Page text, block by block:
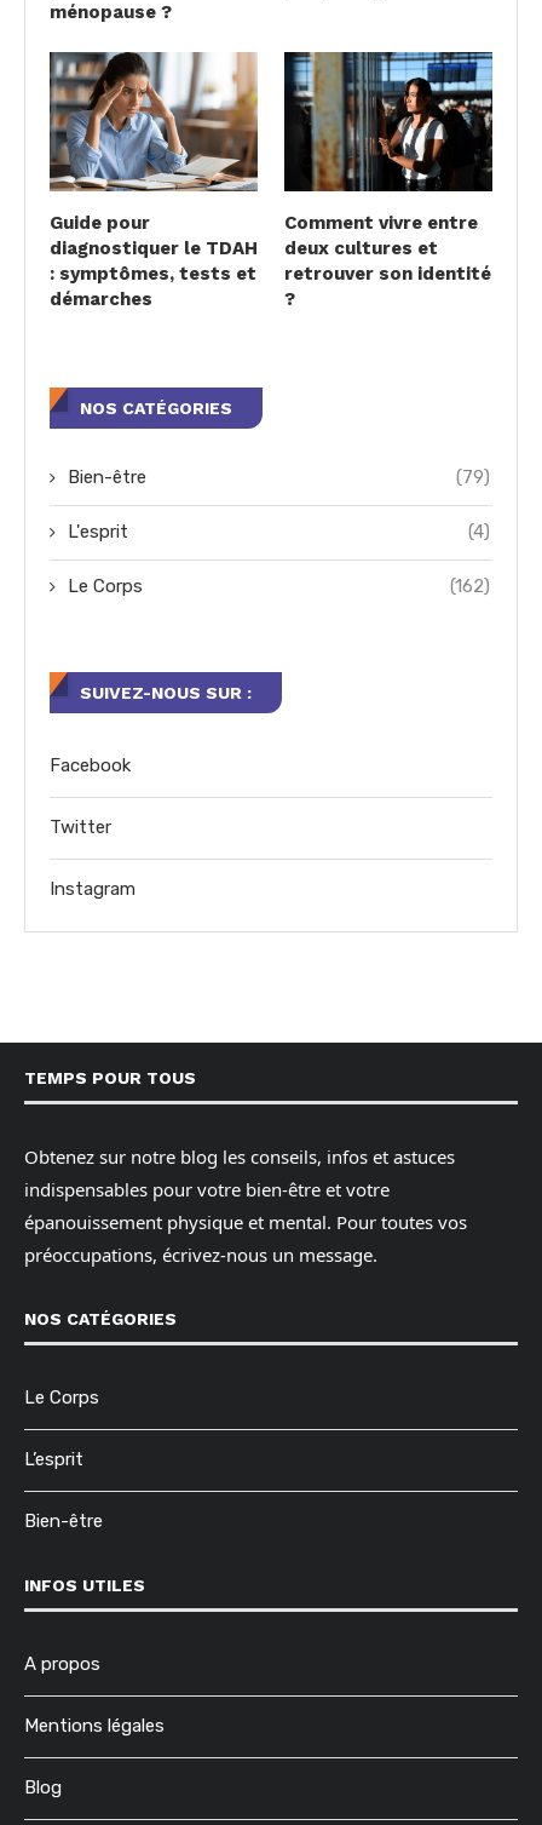
ménopause ?
Guide pour
diagnostiquer le TDAH
: symptômes, tests et
démarches
Comment vivre entre
deux cultures et
retrouver son identité
?
NOS CATÉGORIES
Bien-être (79)
L'esprit (4)
Le Corps (162)
SUIVEZ-NOUS SUR :
Facebook
Twitter
Instagram
TEMPS POUR TOUS
Obtenez sur notre blog les conseils, infos et astuces
indispensables pour votre bien-être et votre
épanouissement physique et mental. Pour toutes vos
préoccupations, écrivez-nous un message.
NOS CATÉGORIES
Le Corps
L’esprit
Bien-être
INFOS UTILES
A propos
Mentions légales
Blog